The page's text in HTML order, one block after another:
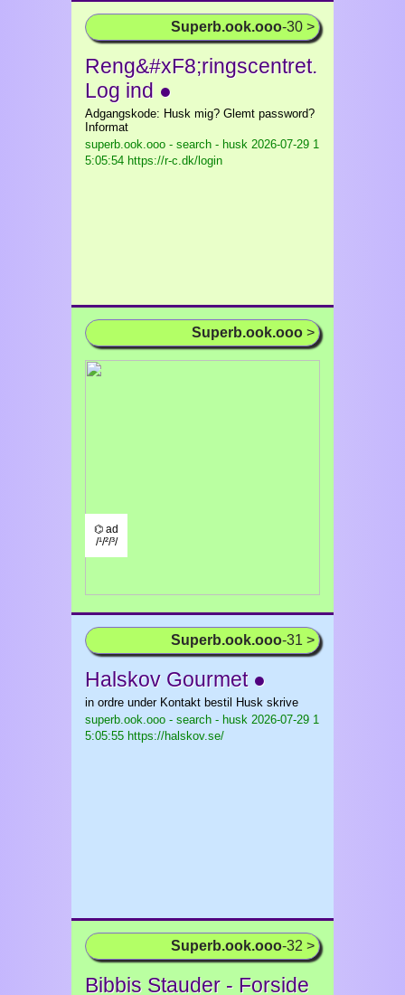
Superb.ook.ooo-30 >
Reng&#xF8;ringscentret.
Log ind ●
Adgangskode: Husk mig? Glemt password?
Informat
superb.ook.ooo - search - husk 2026-07-29 1
5:05:54 https://r-c.dk/login
Superb.ook.ooo >
⌬ ad
/¹/²/³/
Superb.ook.ooo-31 >
Halskov Gourmet ●
in ordre under Kontakt bestil Husk skrive
superb.ook.ooo - search - husk 2026-07-29 1
5:05:55 https://halskov.se/
Superb.ook.ooo-32 >
Bibbis Stauder - Forside